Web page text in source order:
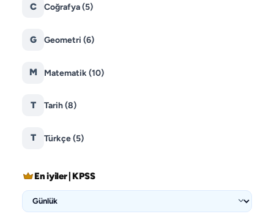
C Coğrafya(5)
G Geometri(6)
M Matematik(10)
T Tarih(8)
T Türkçe(5)
En iyiler | KPSS